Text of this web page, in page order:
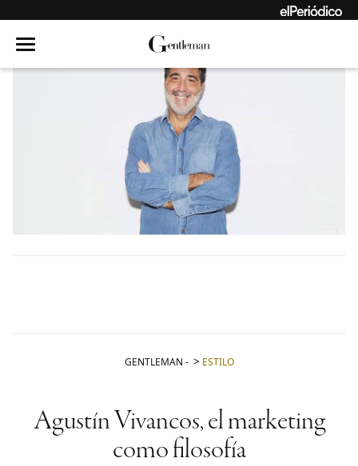
GENTLEMAN - ESTILO
Agustín Vivancos, el marketing
como filosofía